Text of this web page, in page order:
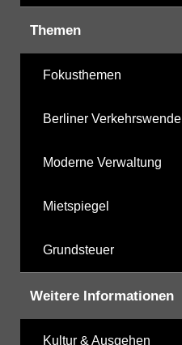
Themen
Fokusthemen
Berliner Verkehrswende
Moderne Verwaltung
Mietspiegel
Grundsteuer
Weitere Informationen
Kultur & Ausgehen